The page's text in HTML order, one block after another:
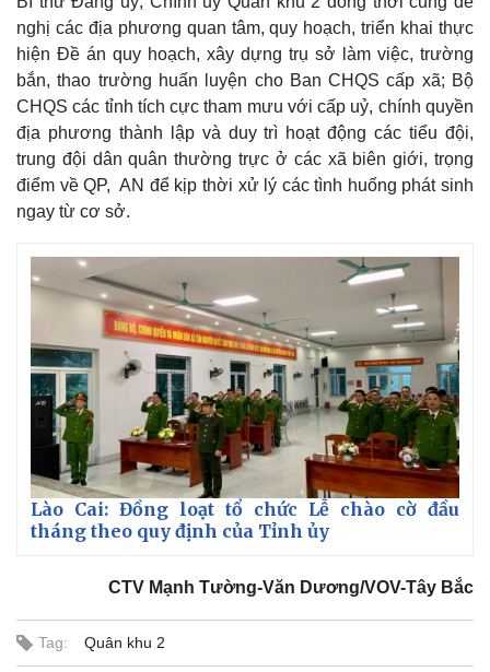
nghị các địa phương quan tâm, quy hoạch, triển khai thực
hiện Đề án quy hoạch, xây dựng trụ sở làm việc, trường
bắn, thao trường huấn luyện cho Ban CHQS cấp xã; Bộ
CHQS các tỉnh tích cực tham mưu với cấp uỷ, chính quyền
địa phương thành lập và duy trì hoạt động các tiểu đội,
trung đội dân quân thường trực ở các xã biên giới, trọng
điểm về QP, AN để kịp thời xử lý các tình huống phát sinh
ngay từ cơ sở.
Lào Cai: Đồng loạt tổ chức Lễ chào cờ đầu
tháng theo quy định của Tỉnh ủy
CTV Mạnh Tường-Văn Dương/VOV-Tây Bắc
Tag: Quân khu 2